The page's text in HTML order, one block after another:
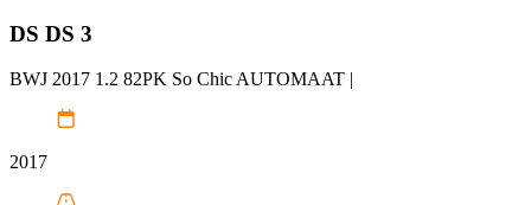
DS DS 3
BWJ 2017 1.2 82PK So Chic AUTOMAAT |
2017